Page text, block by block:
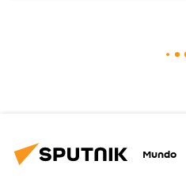
Mundo